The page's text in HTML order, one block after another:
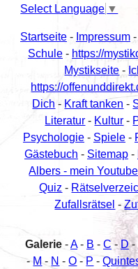
Select Language ▼
Startseite- Impressum-
Schule- https://
Mystikseite -
https://
Dich - Kraft tanken -
Literatur - Kultur -
Psychologie- Spiele-
Gästebuch - Sitemap-
Albers - mein
Quiz -
Zufallsrätsel -
Galerie-A- B - C- D-
- M- N -O -P -